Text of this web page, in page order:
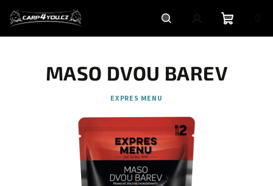
obsah
HledatPřihlášeníNákupní
košík
MASO DVOU BAREV
EXPRES MENU